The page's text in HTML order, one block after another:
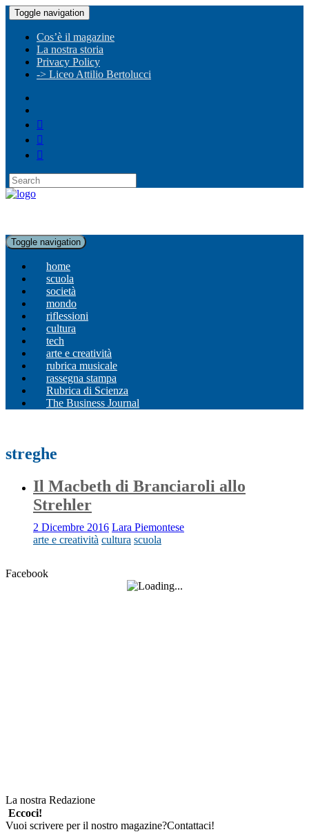
Toggle navigation
Cos’è il magazine
La nostra storia
Privacy Policy
-> Liceo Attilio Bertolucci
Toggle navigation
home
scuola
società
mondo
riflessioni
cultura
tech
arte e creatività
rubrica musicale
rassegna stampa
Rubrica di Scienza
The Business Journal
streghe
Il Macbeth di Branciaroli allo
Strehler
2 Dicembre 2016 Lara Piemontese
arte e creatività cultura scuola
Facebook
La nostra Redazione
Eccoci!
Vuoi scrivere per il nostro magazine?Contattaci!